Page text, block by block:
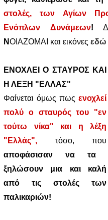
στολές, των Αγίων
Ενόπλων Δυνάμεων!
ΝΟΙΑΖΟΜΑΙ και εικόνες εδώ
ΕΝΟΧΛΕΙ Ο ΣΤΑΥΡΟΣ ΚΑΙ
Η ΛΕΞΗ "ΕΛΛΑΣ"
Φαίνεται όμως πως ενοχλεί
πολύ ο σταυρός του "εν
τούτω νίκα" και η λέξη
"Ελλάς", τόσο, που
αποφάσισαν να τα
ξηλώσουν μια και καλή
από τις στολές των
παλικαριών!